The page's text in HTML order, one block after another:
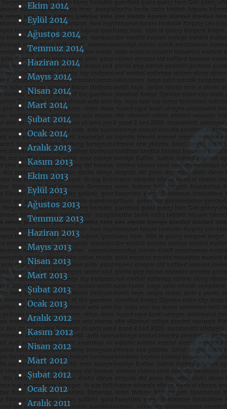
Ekim 2014
Eylül 2014
Ağustos 2014
Temmuz 2014
Haziran 2014
Mayıs 2014
Nisan 2014
Mart 2014
Şubat 2014
Ocak 2014
Aralık 2013
Kasım 2013
Ekim 2013
Eylül 2013
Ağustos 2013
Temmuz 2013
Haziran 2013
Mayıs 2013
Nisan 2013
Mart 2013
Şubat 2013
Ocak 2013
Aralık 2012
Kasım 2012
Nisan 2012
Mart 2012
Şubat 2012
Ocak 2012
Aralık 2011